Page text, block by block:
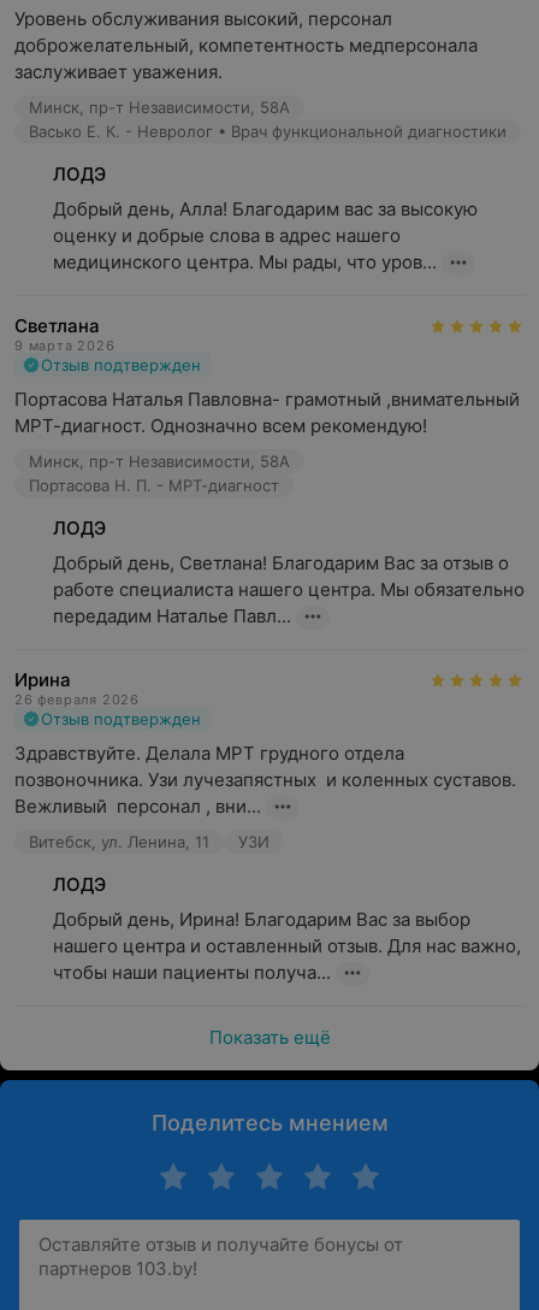
совокупности с профессионализмом врача-
рентгенолога, является гарантом высокого уровня
диагностики.
МР-томограф Siemens MAGNETOM ESSENZA:
практике МРТ – более 1000 ведущих мировых клиник
выбрали именно эту модель!
2. ШИРОКИЙ СПЕКТР ПРОВОДИМЫХ ИССЛЕДОВАНИЙ
лицевой череп;
позвоночник и его сегменты;
органы грудной клетки;
пространства;
органы малого таза;
суставы и кости;
и многое другое.
3. ВЫСОКИЙ УРОВЕНЬ КОМФОРТА ДЛЯ ПАЦИЕНТОВ
отсутствие очередей и длительного ожидания
телефон, мобильный телефон, Skype, Viber, заявка на
сайте www.lode.by, online-администратор на сайте,
электронная почта;
удобный график работы отделения;
удобное место расположения: центр минска, рядом
проведения обследования;
предоставление подробных результатов
обследования на бумажных и электронных
носителях;
медицинская документация государственного
образца.
Уровень обслуживания высокий, персонал
доброжелательный, компетентность медперсонала
заслуживает уважения.
Минск, пр-т Независимости, 58А
Васько Е. К. - Невролог • Врач функциональной диагностики
ЛОДЭ
Добрый день, Алла! Благодарим вас за высокую
оценку и добрые слова в адрес нашего
медицинского центра. Мы рады, что уров...
Светлана
9 марта 2026
Отзыв подтвержден
Портасова Наталья Павловна- грамотный ,внимательный
МРТ-диагност. Однозначно всем рекомендую!
Минск, пр-т Независимости, 58А
Портасова Н. П. - МРТ-диагност
ЛОДЭ
Добрый день, Светлана! Благодарим Вас за отзыв о
работе специалиста нашего центра. Мы обязательно
передадим Наталье Павл...
Ирина
26 февраля 2026
Отзыв подтвержден
Здравствуйте. Делала МРТ грудного отдела
позвоночника. Узи лучезапястных  и коленных суставов.
Вежливый  персонал , вни...
Витебск, ул. Ленина, 11 УЗИ
ЛОДЭ
Добрый день, Ирина! Благодарим Вас за выбор
нашего центра и оставленный отзыв. Для нас важно,
чтобы наши пациенты получа...
Показать ещё
Поделитесь мнением